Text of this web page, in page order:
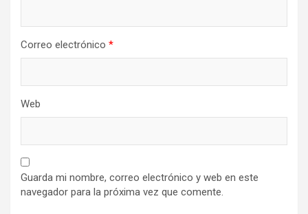
Correo electrónico *
Web
Guarda mi nombre, correo electrónico y web en este
navegador para la próxima vez que comente.